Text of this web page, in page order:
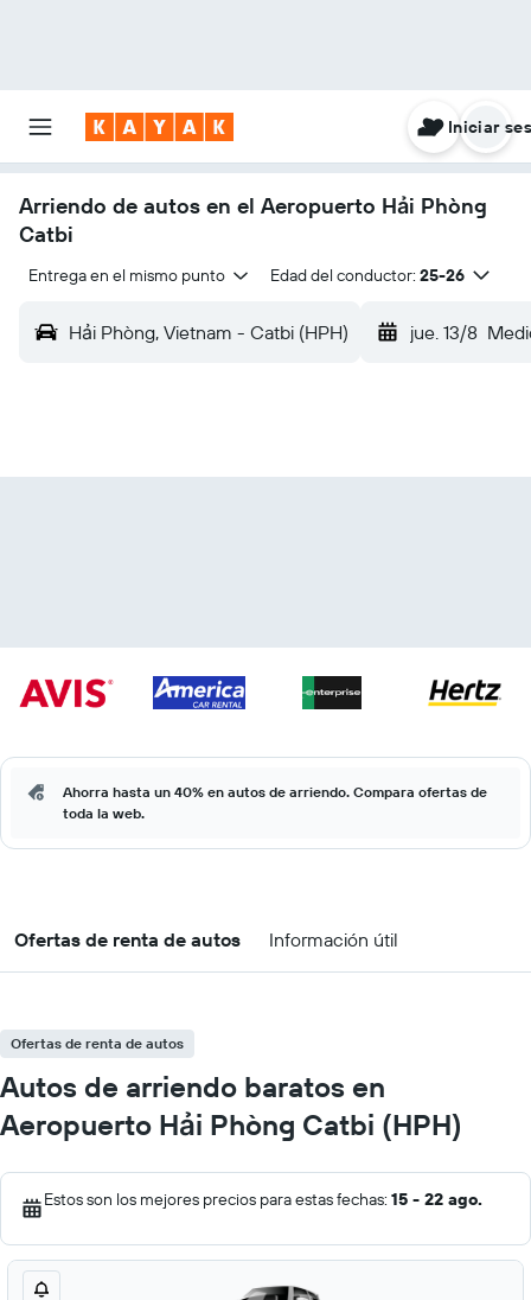
Iniciar
Arriendo de autos en el Aeropuerto Hải Phòng
Catbi
Entrega en el mismo punto Edad del conductor: 25-26
Hải Phòng, Vietnam - Catbi (HPH) jue. 13/8
Ahorra hasta un 40% en autos de arriendo. Compara ofertas de
toda la web.
Ofertas de renta de autos Información útil
Ofertas de renta de autos
Autos de arriendo baratos en
Aeropuerto Hải Phòng Catbi (HPH)
Estos son los mejores precios para estas fechas: 15 - 22 ago.